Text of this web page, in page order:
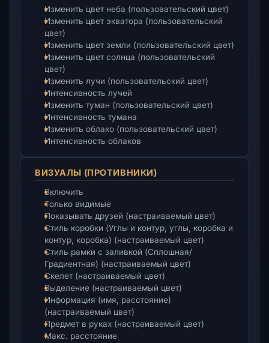
Изменить цвет неба (пользовательский цвет)
Изменить цвет экватора (пользовательский
цвет)
Изменить цвет земли (пользовательский цвет)
Изменить цвет солнца (пользовательский
цвет)
Изменить лучи (пользовательский цвет)
Интенсивность лучей
Изменить туман (пользовательский цвет)
Интенсивность тумана
Изменить облако (пользовательский цвет)
Интенсивность облаков
ВИЗУАЛЫ (ПРОТИВНИКИ)
Включить
Только видимые
Показывать друзей (настраиваемый цвет)
Стиль коробки (Углы и контур, углы, коробка и
контур, коробка) (настраиваемый цвет)
Стиль рамки с заливкой (Сплошная/
Градиентная) (настраиваемый цвет)
Скелет (настраиваемый цвет)
Выделение (настраиваемый цвет)
Информация (имя, расстояние)
(настраиваемый цвет)
Предмет в руках (настраиваемый цвет)
Макс. расстояние